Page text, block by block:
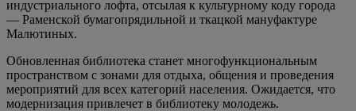
индустриального лофта, отсылая к культурному коду города
— Раменской бумагопрядильной и ткацкой мануфактуре
Малютиных.
Обновленная библиотека станет многофункциональным
пространством с зонами для отдыха, общения и проведения
мероприятий для всех категорий населения. Ожидается, что
модернизация привлечет в библиотеку молодежь.